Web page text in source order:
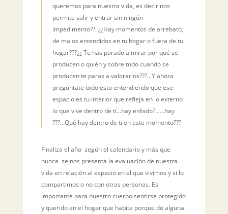
queremos para nuestra vida, es decir nos
permite salir y entrar sin ningún
impedimento??. ¿¿Hay momentos de arrebato,
de malos entendidos en tu hogar o fuera de tu
hogar???¿¿ Te has parado a mirar por qué se
producen o quién y sobre todo cuando se
producen te paras a valorarlos???…Y ahora
pregúntate todo esto entendiendo que ese
espacio es tu interior que refleja en lo externo
lo que vive dentro de tí…hay enfado? …..hay
???…Qué hay dentro de ti en este momento???
Finaliza el año según el calendario y más que
nunca se nos presenta la evaluación de nuestra
vida en relación al espacio en el que vivimos y si lo
compartimos o no con otras personas. Es
importante para nuestro cuerpo sentirse protegido
y querido en el hogar que habita porque de alguna